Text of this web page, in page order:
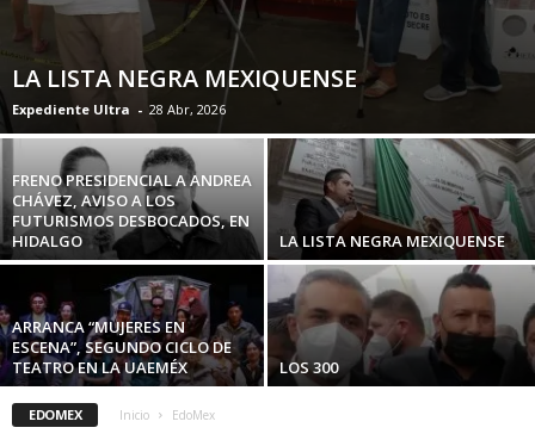
LA LISTA NEGRA MEXIQUENSE
Expediente Ultra - 28 Abr, 2026
FRENO PRESIDENCIAL A ANDREA
CHÁVEZ, AVISO A LOS
FUTURISMOS DESBOCADOS, EN
HIDALGO
LA LISTA NEGRA MEXIQUENSE
ARRANCA “MUJERES EN
ESCENA”, SEGUNDO CICLO DE
TEATRO EN LA UAEMÉX
LOS 300
EDOMEX Inicio EdoMex